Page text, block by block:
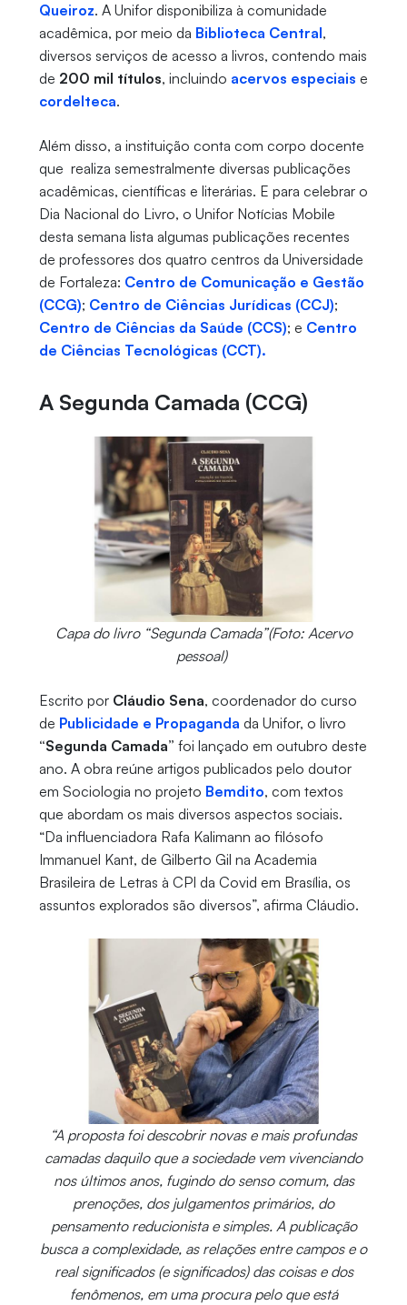
Queiroz. A Unifor disponibiliza à comunidade
acadêmica, por meio da Biblioteca Central,
diversos serviços de acesso a livros, contendo mais
de 200 mil títulos, incluindo acervos especiais e
cordelteca.
Além disso, a instituição conta com corpo docente
que realiza semestralmente diversas publicações
acadêmicas, científicas e literárias. E para celebrar o
Dia Nacional do Livro, o Unifor Notícias Mobile
desta semana lista algumas publicações recentes
de professores dos quatro centros da Universidade
de Fortaleza: Centro de Comunicação e Gestão
(CCG); Centro de Ciências Jurídicas (CCJ);
Centro de Ciências da Saúde (CCS); e Centro
de Ciências Tecnológicas (CCT).
A Segunda Camada (CCG)
Capa do livro “Segunda Camada”(Foto: Acervo
pessoal)
Escrito por Cláudio Sena, coordenador do curso
de Publicidade e Propaganda da Unifor, o livro
“Segunda Camada” foi lançado em outubro deste
ano. A obra reúne artigos publicados pelo doutor
em Sociologia no projeto Bemdito, com textos
que abordam os mais diversos aspectos sociais.
“Da influenciadora Rafa Kalimann ao filósofo
Immanuel Kant, de Gilberto Gil na Academia
Brasileira de Letras à CPI da Covid em Brasília, os
assuntos explorados são diversos”, afirma Cláudio.
“A proposta foi descobrir novas e mais profundas
camadas daquilo que a sociedade vem vivenciando
nos últimos anos, fugindo do senso comum, das
prenoções, dos julgamentos primários, do
pensamento reducionista e simples. A publicação
busca a complexidade, as relações entre campos e o
real significados (e significados) das coisas e dos
fenômenos, em uma procura pelo que está